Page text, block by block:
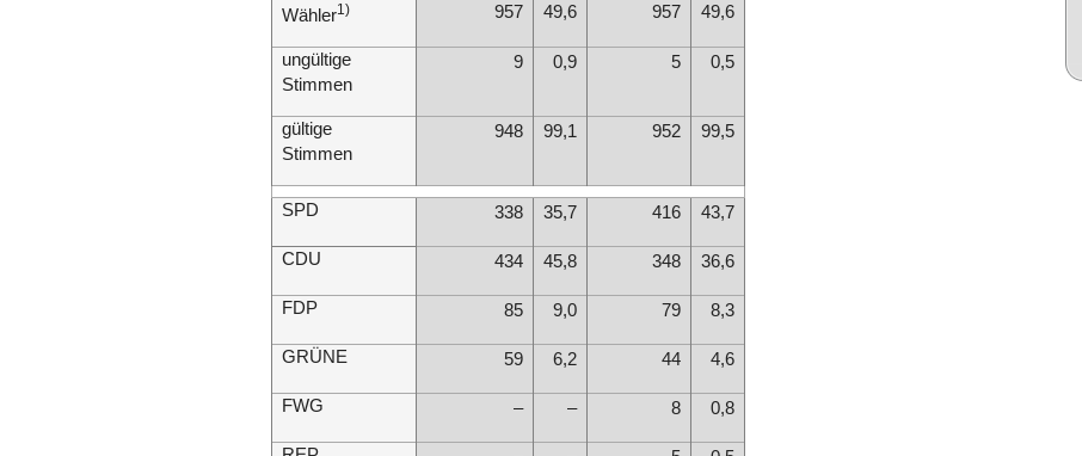
Wähler1) 957 49,6 957 49,6
ungültige
Stimmen
9 0,9 5 0,5
gültige
Stimmen
948 99,1 952 99,5
SPD 338 35,7 416 43,7
CDU 434 45,8 348 36,6
FDP 85 9,0 79 8,3
GRÜNE 59 6,2 44 4,6
FWG – – 8 0,8